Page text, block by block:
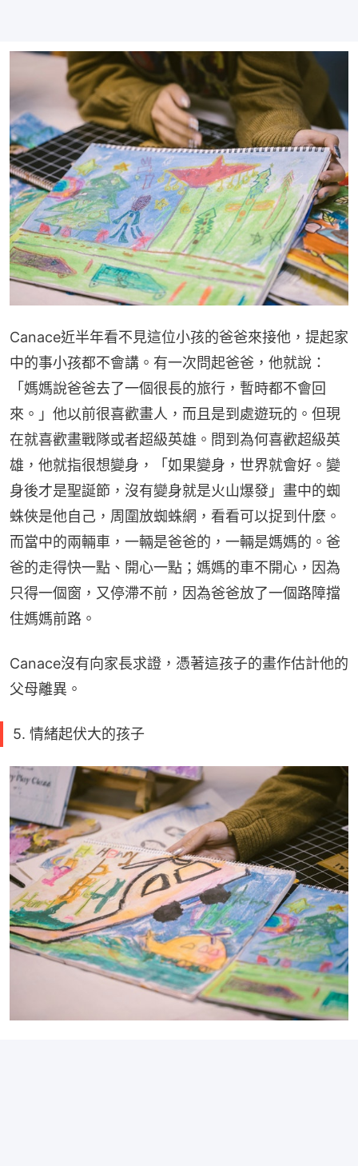
Canace近半年看不見這位小孩的爸爸來接他，提起家
中的事小孩都不會講。有一次問起爸爸，他就說：
「媽媽說爸爸去了一個很長的旅行，暫時都不會回
來。」他以前很喜歡畫人，而且是到處遊玩的。但現
在就喜歡畫戰隊或者超級英雄。問到為何喜歡超級英
雄，他就指很想變身，「如果變身，世界就會好。變
身後才是聖誕節，沒有變身就是火山爆發」畫中的蜘
蛛俠是他自己，周圍放蜘蛛網，看看可以捉到什麼。
而當中的兩輛車，一輛是爸爸的，一輛是媽媽的。爸
爸的走得快一點、開心一點；媽媽的車不開心，因為
只得一個窗，又停滯不前，因為爸爸放了一個路障擋
住媽媽前路。
Canace沒有向家長求證，憑著這孩子的畫作估計他的
父母離異。
5. 情緒起伏大的孩子